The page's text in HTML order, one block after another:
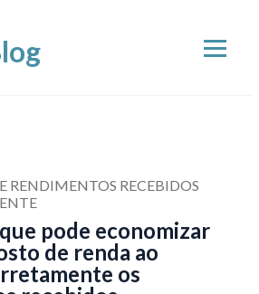
RENDIMENTOS RECEBIDOS
pode economizar
de renda ao
os